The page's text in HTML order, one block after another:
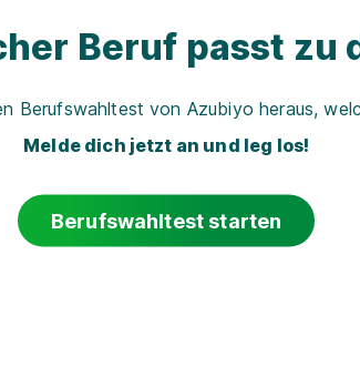
Beruf passt zu
Berufswahltest von Azubiyo heraus,
Melde dich jetzt an und leg los!
Berufswahltest starten